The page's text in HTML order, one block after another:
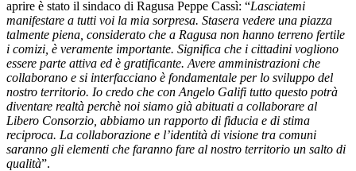
aprire è stato il sindaco di Ragusa Peppe Cassì: “Lasciatemi
manifestare a tutti voi la mia sorpresa. Stasera vedere una piazza
talmente piena, considerato che a Ragusa non hanno terreno fertile
i comizi, è veramente importante. Significa che i cittadini vogliono
essere parte attiva ed è gratificante. Avere amministrazioni che
collaborano e si interfacciano è fondamentale per lo sviluppo del
nostro territorio. Io credo che con Angelo Galifi tutto questo potrà
diventare realtà perchè noi siamo già abituati a collaborare al
Libero Consorzio, abbiamo un rapporto di fiducia e di stima
reciproca. La collaborazione e l’identità di visione tra comuni
saranno gli elementi che faranno fare al nostro territorio un salto di
qualità”.